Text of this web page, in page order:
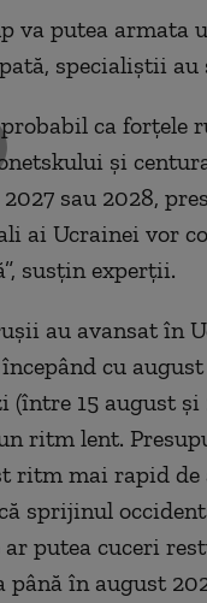
va putea armata
specialiștii au
ca forțele
și
sau 2028,
ai Ucrainei vor
susțin experții.
au avansat în
cu august
15 august și
ritm lent.
ritm mai rapid de
sprijinul
putea cuceri
în august